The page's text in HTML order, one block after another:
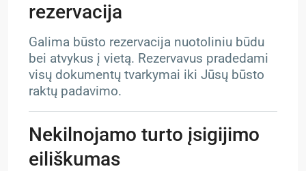
rezervacija
Galima būsto rezervacija nuotoliniu būdu
bei atvykus į vietą. Rezervavus pradedami
visų dokumentų tvarkymai iki Jūsų būsto
raktų padavimo.
Nekilnojamo turto įsigijimo
eiliškumas